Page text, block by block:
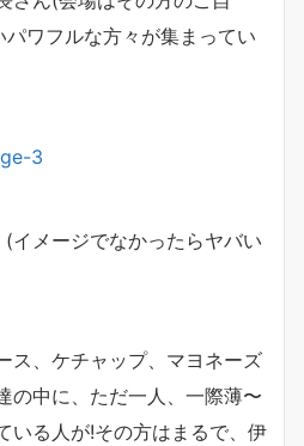
ワフルな方々が集まってい
イメージでなかったらヤバい
ス、ケチャップ、マヨネーズ
の中に、ただ一人、一際薄〜
いる人が!その方はまるで、伊